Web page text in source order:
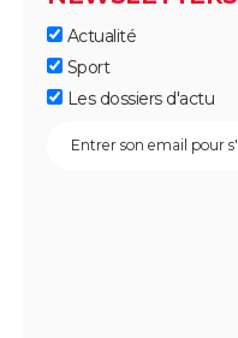
Actualité
Sport
Les dossiers d'actu